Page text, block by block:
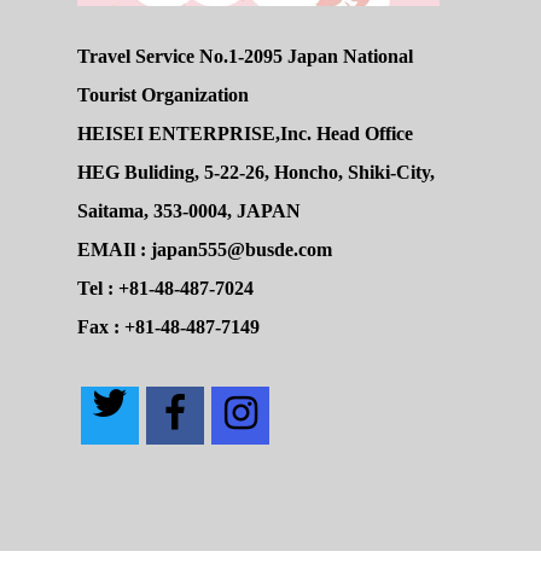
Travel Service No.1-2095 Japan National
Tourist Organization
HEISEI ENTERPRISE,Inc. Head Office
HEG Buliding, 5-22-26, Honcho, Shiki-City,
Saitama, 353-0004, JAPAN
EMAIl : japan555@busde.com
Tel : +81-48-487-7024
Fax : +81-48-487-7149